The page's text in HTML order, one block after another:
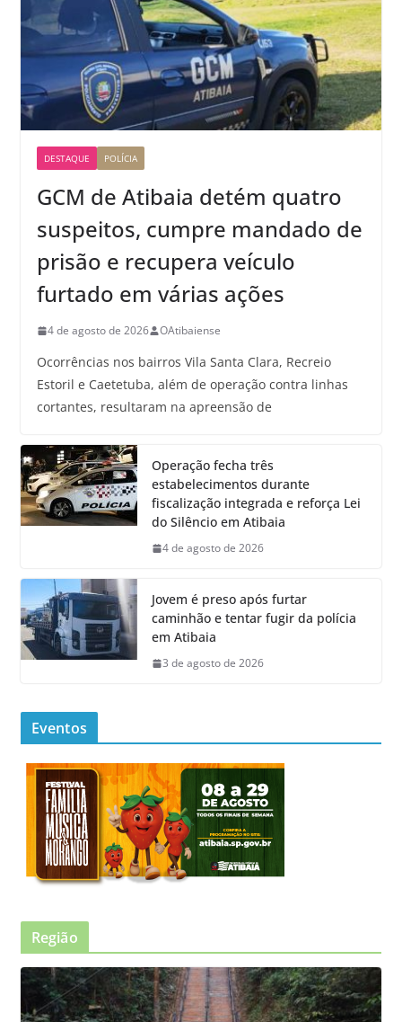
DESTAQUE POLÍCIA
GCM de Atibaia detém quatro
suspeitos, cumpre mandado de
prisão e recupera veículo
furtado em várias ações
4 de agosto de 2026 OAtibaiense
Ocorrências nos bairros Vila Santa Clara, Recreio
Estoril e Caetetuba, além de operação contra linhas
cortantes, resultaram na apreensão de
Operação fecha três
estabelecimentos durante
fiscalização integrada e reforça Lei
do Silêncio em Atibaia
4 de agosto de 2026
Jovem é preso após furtar
caminhão e tentar fugir da polícia
em Atibaia
3 de agosto de 2026
Eventos
Região